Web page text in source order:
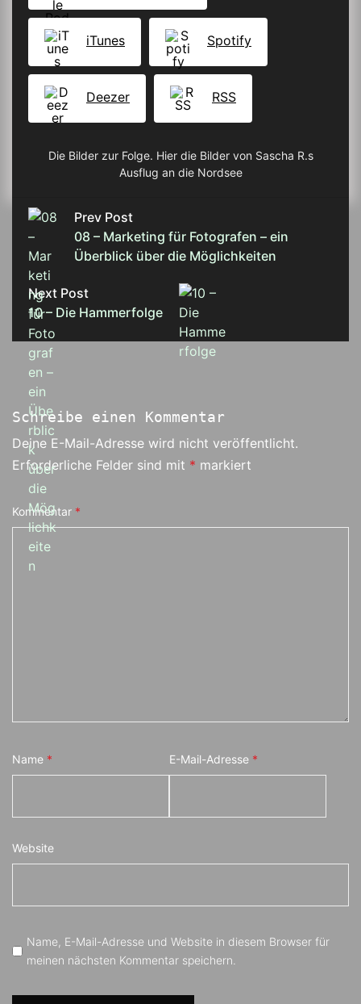
iTunes Spotify
Deezer RSS
Die Bilder zur Folge. Hier die Bilder von Sascha R.s
Ausflug an die Nordsee
Prev Post
08 – Marketing für Fotografen – ein
Überblick über die Möglichkeiten
Next Post
10 – Die Hammerfolge
Schreibe einen Kommentar
Deine E-Mail-Adresse wird nicht veröffentlicht.
Erforderliche Felder sind mit * markiert
Kommentar *
Name * E-Mail-Adresse *
Website
Name, E-Mail-Adresse und Website in diesem Browser für
meinen nächsten Kommentar speichern.